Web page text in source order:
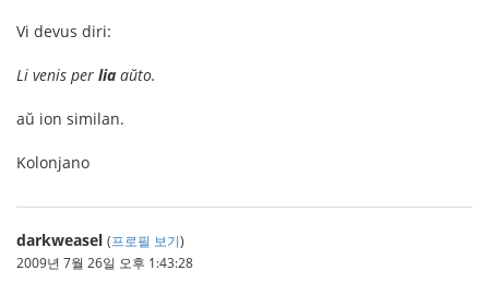
Vi devus diri:
Li venis per lia aŭto.
aŭ ion similan.
Kolonjano
darkweasel (프로필 보기)
2009년 7월 26일 오후 1:43:28